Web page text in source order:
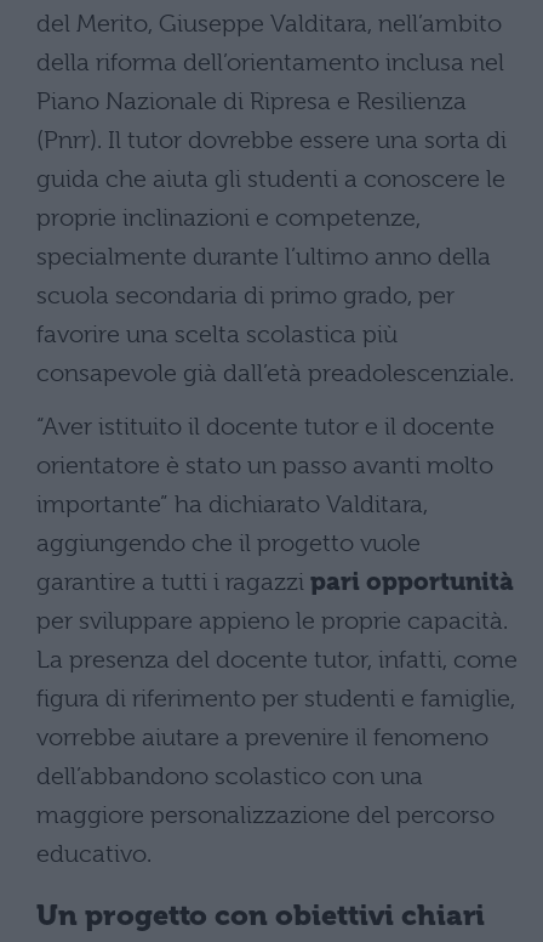
del Merito, Giuseppe Valditara, nell’ambito
della riforma dell’orientamento inclusa nel
Piano Nazionale di Ripresa e Resilienza
(Pnrr). Il tutor dovrebbe essere una sorta di
guida che aiuta gli studenti a conoscere le
proprie inclinazioni e competenze,
specialmente durante l’ultimo anno della
scuola secondaria di primo grado, per
favorire una scelta scolastica più
consapevole già dall’età preadolescenziale.
“Aver istituito il docente tutor e il docente
orientatore è stato un passo avanti molto
importante” ha dichiarato Valditara,
aggiungendo che il progetto vuole
garantire a tutti i ragazzi pari opportunità
per sviluppare appieno le proprie capacità.
La presenza del docente tutor, infatti, come
figura di riferimento per studenti e famiglie,
vorrebbe aiutare a prevenire il fenomeno
dell’abbandono scolastico con una
maggiore personalizzazione del percorso
educativo.
Un progetto con obiettivi chiari